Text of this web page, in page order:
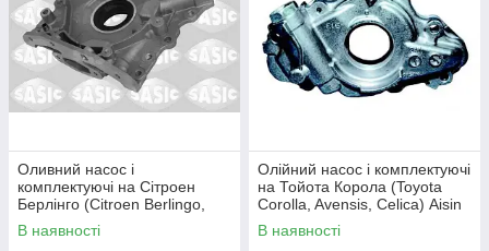
Оливний насос і
комплектуючі на Сітроен
Берлінго (Citroen Berlingo,
C3, C4, C5) Sasic 3650001
В наявності
Олійний насос і комплектуючі
на Тойота Корола (Toyota
Corolla, Avensis, Celica) Aisin
OPT044
В наявності